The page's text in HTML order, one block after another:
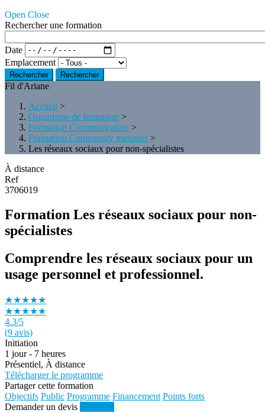
Open Close
Rechercher une formation
Date
Emplacement
Rechercher
Fil d'Ariane
Accueil >
Organisme de formation >
Formation Communication >
Formation Community manager>
Les réseaux sociaux pour non-spécialistes
À distance
Ref
3706019
Formation Les réseaux sociaux pour non-
spécialistes
Comprendre les réseaux sociaux pour un
usage personnel et professionnel.
★★★★★
★★★★★
4.3/5
(9 avis)
Initiation
1 jour - 7 heures
Présentiel, À distance
Télécharger le programme
Partager cette formation
Objectifs Public Programme Financement Points forts
Demander un devis